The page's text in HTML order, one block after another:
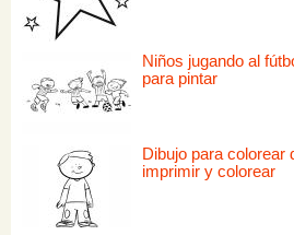
Niños jugando al
para pintar
Dibujo para colorear
imprimir y colorear